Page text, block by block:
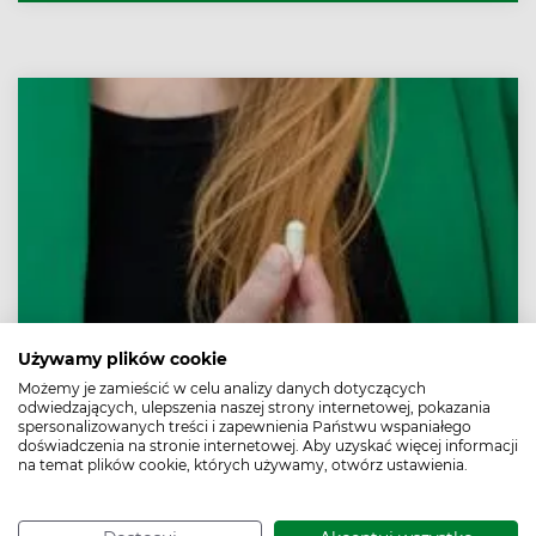
Używamy plików cookie
Możemy je zamieścić w celu analizy danych dotyczących
odwiedzających, ulepszenia naszej strony internetowej, pokazania
spersonalizowanych treści i zapewnienia Państwu wspaniałego
doświadczenia na stronie internetowej. Aby uzyskać więcej informacji
na temat plików cookie, których używamy, otwórz ustawienia.
Krzem, krzem organiczny – na co pomaga?
Który krzem jest najlepiej przyswajany?
Krzem jest jednym z najważniejszych elementów
naszego metabolizmu. Właściwości krzemu to między
paznokci, regulacja poziomu cholesterolu we krwi,